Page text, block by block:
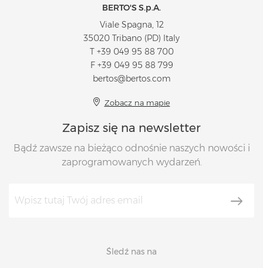
BERTO'S S.p.A.
Viale Spagna, 12
35020 Tribano (PD) Italy
T +39 049 95 88 700
F +39 049 95 88 799
bertos@bertos.com
Zobacz na mapie
Zapisz się na newsletter
Bądź zawsze na bieżąco odnośnie naszych nowości i
zaprogramowanych wydarzeń.
Śledź nas na